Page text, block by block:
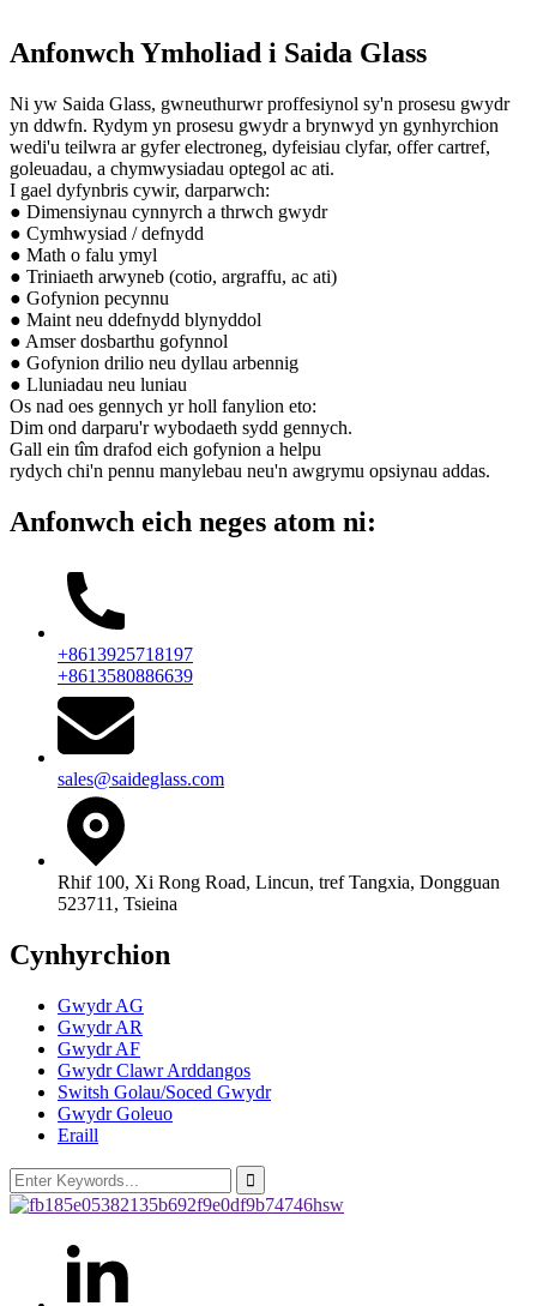
Anfonwch Ymholiad i Saida Glass
Ni yw Saida Glass, gwneuthurwr proffesiynol sy'n prosesu gwydr
yn ddwfn. Rydym yn prosesu gwydr a brynwyd yn gynhyrchion
wedi'u teilwra ar gyfer electroneg, dyfeisiau clyfar, offer cartref,
goleuadau, a chymwysiadau optegol ac ati.
I gael dyfynbris cywir, darparwch:
● Dimensiynau cynnyrch a thrwch gwydr
● Cymhwysiad / defnydd
● Math o falu ymyl
● Triniaeth arwyneb (cotio, argraffu, ac ati)
● Gofynion pecynnu
● Maint neu ddefnydd blynyddol
● Amser dosbarthu gofynnol
● Gofynion drilio neu dyllau arbennig
● Lluniadau neu luniau
Os nad oes gennych yr holl fanylion eto:
Dim ond darparu'r wybodaeth sydd gennych.
Gall ein tîm drafod eich gofynion a helpu
rydych chi'n pennu manylebau neu'n awgrymu opsiynau addas.
Anfonwch eich neges atom ni:
+8613925718197
+8613580886639
sales@saideglass.com
Rhif 100, Xi Rong Road, Lincun, tref Tangxia, Dongguan
523711, Tsieina
Cynhyrchion
Gwydr AG
Gwydr AR
Gwydr AF
Gwydr Clawr Arddangos
Switsh Golau/Soced Gwydr
Gwydr Goleuo
Eraill